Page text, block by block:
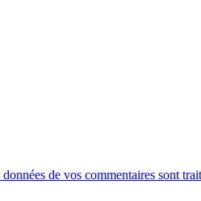
de vos commentaires sont